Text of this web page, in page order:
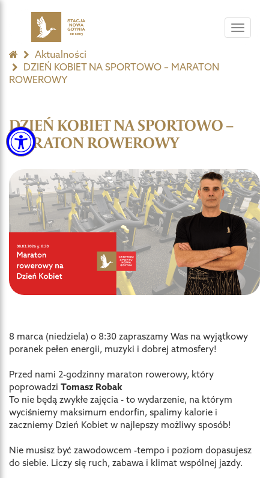
Toggle
Aktualności
DZIEŃ KOBIET NA SPORTOWO – MARATON
ROWEROWY
DZIEŃ KOBIET NA SPORTOWO –
MARATON ROWEROWY
8 marca (niedziela) o 8:30 zapraszamy Was na wyjątkowy
poranek pełen energii, muzyki i dobrej atmosfery!
Przed nami 2-godzinny maraton rowerowy, który
poprowadzi Tomasz Robak
To nie będą zwykłe zajęcia - to wydarzenie, na którym
wyciśniemy maksimum endorfin, spalimy kalorie i
zaczniemy Dzień Kobiet w najlepszy możliwy sposób!
Nie musisz być zawodowcem -tempo i poziom dopasujesz
do siebie. Liczy się ruch, zabawa i klimat wspólnej jazdy.